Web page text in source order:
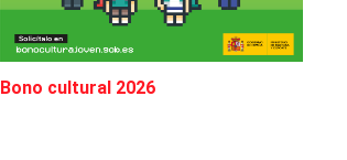
Bono cultural 2026